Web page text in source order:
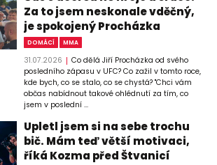
Za to jsem neskonale vděčný,
je spokojený Procházka
DOMÁCÍ MMA
31.07.2026
Co dělá Jiří Procházka od svého
posledního zápasu v UFC? Co zažil v tomto roce,
kde bych, co se stalo, co se chystá? "Chci vám
občas nabídnout takové ohlédnutí za tím, co
jsem v poslední ...
Upletl jsem si na sebe trochu
bič. Mám teď větší motivaci,
říká Kozma před Štvanicí